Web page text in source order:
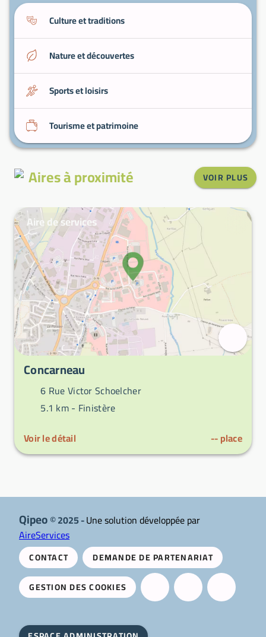
Culture et traditions
Nature et découvertes
Sports et loisirs
Tourisme et patrimoine
Aires à proximité VOIR PLUS
Aire de services
Concarneau
6 Rue Victor Schoelcher
5.1 km - Finistère
Voir le détail
--place
Qipeo© 2025 -Une solution développée par
AireServices
CONTACT
DEMANDE DE PARTENARIAT
GESTION DES COOKIES